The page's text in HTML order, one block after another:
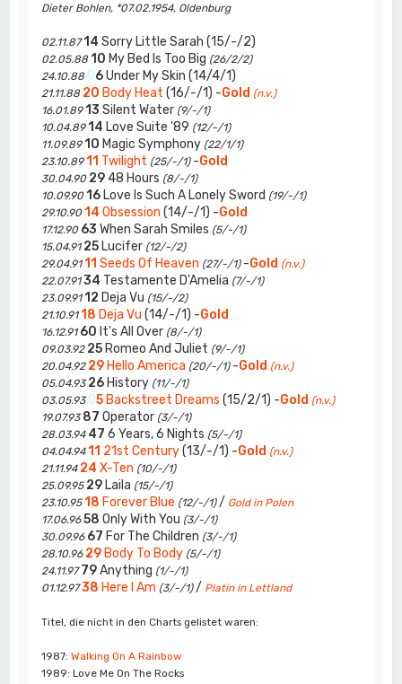
Dieter Bohlen, *07.02.1954, Oldenburg
02.11.87 14 Sorry Little Sarah (15/-/2)
02.05.88 10 My Bed Is Too Big (26/2/2)
24.10.88 06Under My Skin (14/4/1)
21.11.88 20 Body Heat (16/-/1) -Gold (n.v.)
16.01.89 13 Silent Water (9/-/1)
10.04.89 14 Love Suite '89 (12/-/1)
11.09.89 10 Magic Symphony (22/1/1)
23.10.89 11 Twilight (25/-/1)-Gold
30.04.90 29 48 Hours (8/-/1)
10.09.90 16 Love Is Such A Lonely Sword (19/-/1)
29.10.90 14 Obsession (14/-/1) -Gold
17.12.90 63 When Sarah Smiles (5/-/1)
15.04.91 25 Lucifer (12/-/2)
29.04.91 11 Seeds Of Heaven (27/-/1)-Gold (n.v.)
22.07.91 34 Testamente D'Amelia (7/-/1)
23.09.91 12 Deja Vu (15/-/2)
21.10.91 18 Deja Vu (14/-/1) -Gold
16.12.91 60 It's All Over (8/-/1)
09.03.92 25 Romeo And Juliet (9/-/1)
20.04.92 29 Hello America (20/-/1)-Gold (n.v.)
05.04.93 26 History (11/-/1)
03.05.93 05 Backstreet Dreams (15/2/1) -Gold (n.v.)
19.07.93 87 Operator (3/-/1)
28.03.94 47 6 Years, 6 Nights (5/-/1)
04.04.94 11 21st Century(13/-/1) -Gold (n.v.)
21.11.94 24 X-Ten (10/-/1)
25.09.95 29 Laila (15/-/1)
23.10.95 18 Forever Blue (12/-/1)/ Gold in Polen
17.06.96 58 Only With You (3/-/1)
30.09.96 67 For The Children (3/-/1)
28.10.96 29 Body To Body (5/-/1)
24.11.97 79Anything (1/-/1)
01.12.97 38 Here I Am (3/-/1)/ Platin in Lettland
Titel, die nicht in den Charts gelistet waren:
1987:Walking On A Rainbow
1989: Love Me On The Rocks